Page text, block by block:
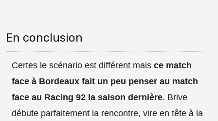
En conclusion
Certes le scénario est différent mais ce match
face à Bordeaux fait un peu penser au match
face au Racing 92 la saison dernière. Brive
débute parfaitement la rencontre, vire en tête à la